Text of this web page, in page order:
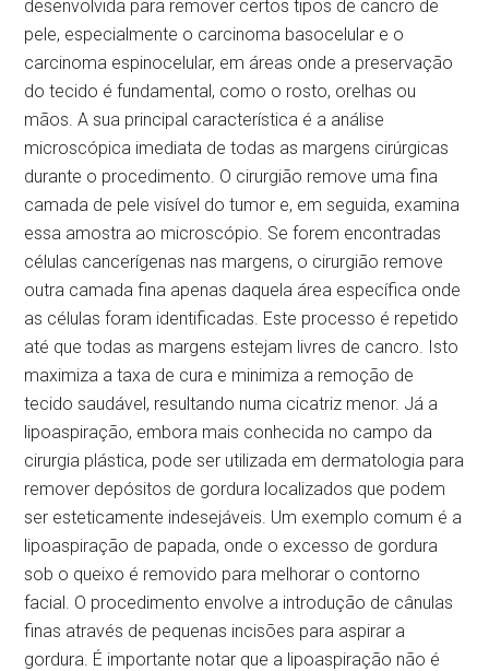
desenvolvida para remover certos tipos de cancro de
pele, especialmente o carcinoma basocelular e o
carcinoma espinocelular, em áreas onde a preservação
do tecido é fundamental, como o rosto, orelhas ou
mãos. A sua principal característica é a análise
microscópica imediata de todas as margens cirúrgicas
durante o procedimento. O cirurgião remove uma fina
camada de pele visível do tumor e, em seguida, examina
essa amostra ao microscópio. Se forem encontradas
células cancerígenas nas margens, o cirurgião remove
outra camada fina apenas daquela área específica onde
as células foram identificadas. Este processo é repetido
até que todas as margens estejam livres de cancro. Isto
maximiza a taxa de cura e minimiza a remoção de
tecido saudável, resultando numa cicatriz menor. Já a
lipoaspiração, embora mais conhecida no campo da
cirurgia plástica, pode ser utilizada em dermatologia para
remover depósitos de gordura localizados que podem
ser esteticamente indesejáveis. Um exemplo comum é a
lipoaspiração de papada, onde o excesso de gordura
sob o queixo é removido para melhorar o contorno
facial. O procedimento envolve a introdução de cânulas
finas através de pequenas incisões para aspirar a
gordura. É importante notar que a lipoaspiração não é